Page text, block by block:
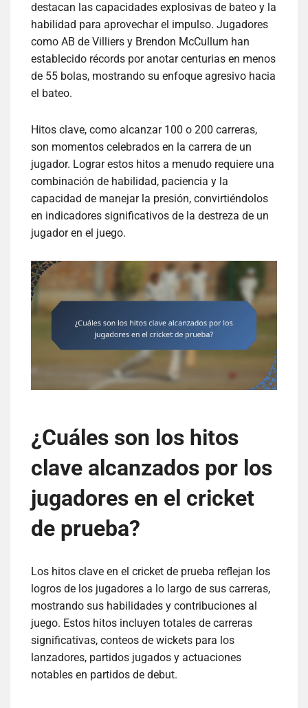
destacan las capacidades explosivas de bateo y la
habilidad para aprovechar el impulso. Jugadores
como AB de Villiers y Brendon McCullum han
establecido récords por anotar centurias en menos
de 55 bolas, mostrando su enfoque agresivo hacia
el bateo.
Hitos clave, como alcanzar 100 o 200 carreras,
son momentos celebrados en la carrera de un
jugador. Lograr estos hitos a menudo requiere una
combinación de habilidad, paciencia y la
capacidad de manejar la presión, convirtiéndolos
en indicadores significativos de la destreza de un
jugador en el juego.
¿Cuáles son los hitos
clave alcanzados por los
jugadores en el cricket
de prueba?
Los hitos clave en el cricket de prueba reflejan los
logros de los jugadores a lo largo de sus carreras,
mostrando sus habilidades y contribuciones al
juego. Estos hitos incluyen totales de carreras
significativas, conteos de wickets para los
lanzadores, partidos jugados y actuaciones
notables en partidos de debut.